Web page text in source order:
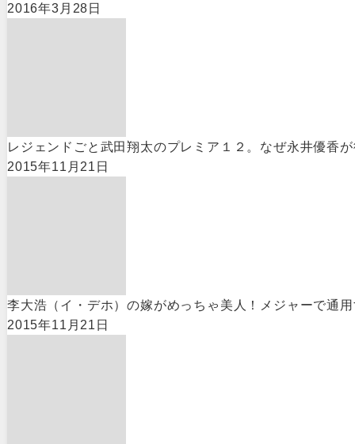
2016年3月28日
レジェンドごと武田翔太のプレミア１２。なぜ永井優香
2015年11月21日
李大浩（イ・デホ）の嫁がめっちゃ美人！メジャーで通
2015年11月21日